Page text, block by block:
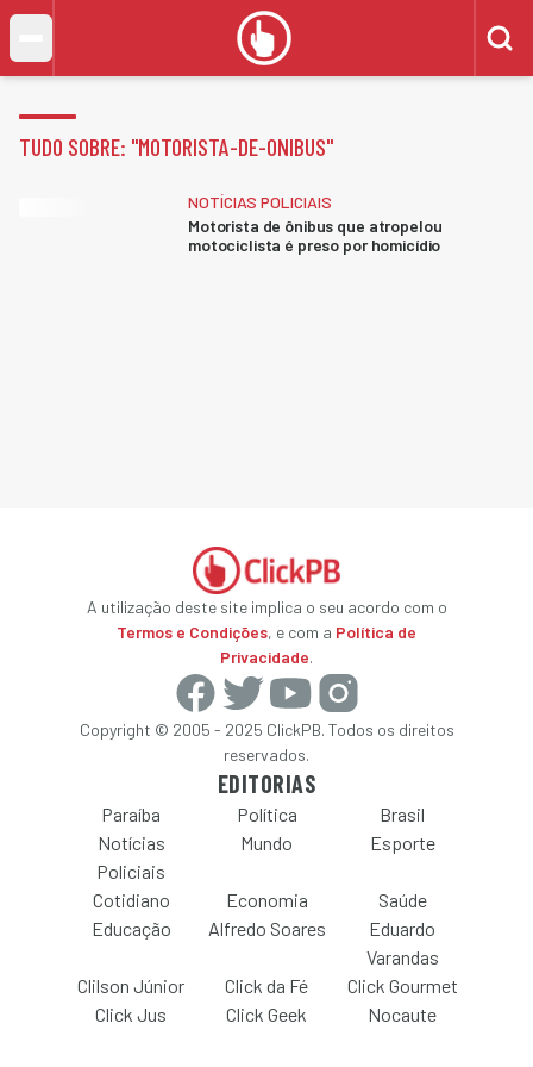
TUDO SOBRE: "MOTORISTA-DE-ONIBUS"
NOTÍCIAS POLICIAIS
Motorista de ônibus que atropelou
motociclista é preso por homicídio
A utilização deste site implica o seu acordo com o
Termos e Condições, e com a Política de
Privacidade.
Copyright © 2005 - 2025 ClickPB. Todos os direitos
reservados.
EDITORIAS
Paraíba Política
Brasil
Notícias
Policiais
Mundo Esporte
Cotidiano Economia
Saúde
Educação
Alfredo Soares
Eduardo
Varandas
Clilson Júnior
Click da Fé
Click Gourmet
Click Jus
Click Geek Nocaute